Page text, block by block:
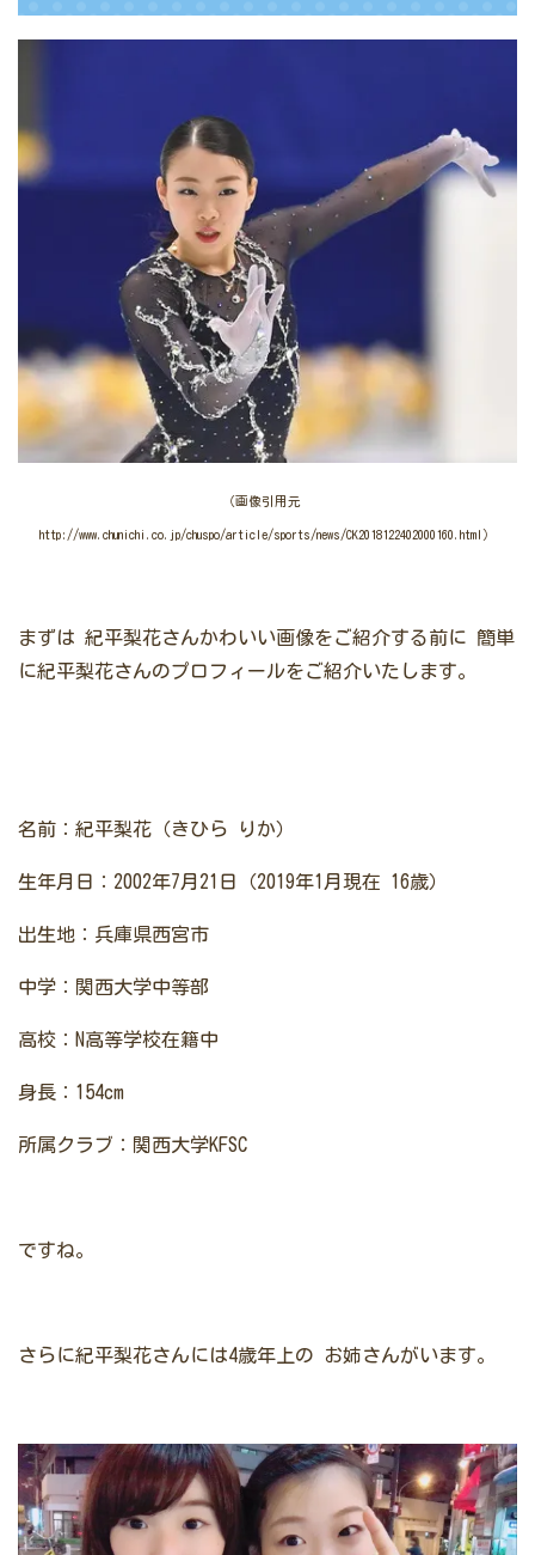
（画像引用元
http://www.chunichi.co.jp/chuspo/article/sports/news/CK2018122402000160.html）
まずは 紀平梨花さんかわいい画像をご紹介する前に 簡単
に紀平梨花さんのプロフィールをご紹介いたします。
名前：紀平梨花（きひら りか）
生年月日：2002年7月21日（2019年1月現在 16歳）
出生地：兵庫県西宮市
中学：関西大学中等部
高校：N高等学校在籍中
身長：154cm
所属クラブ：関西大学KFSC
ですね。
さらに紀平梨花さんには4歳年上の お姉さんがいます。